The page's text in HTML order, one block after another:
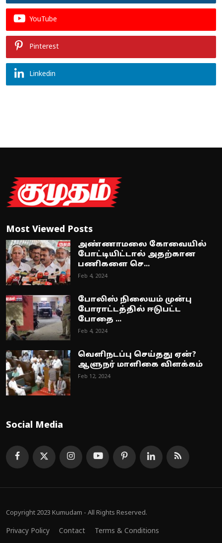
YouTube
Pinterest
Linkedin
Most Viewed Posts
அண்ணாமலை கோவையில்
போட்டியிட்டால் அதற்கான
பணிகளை செ...
Feb 4, 2024
போலிஸ் நிலையம் முன்பு
போராட்டத்தில் ஈடுபட்ட
போதை ...
Feb 4, 2024
வெளிநடப்பு செய்தது ஏன்?
ஆளுநர் மாளிகை விளக்கம்
Feb 12, 2024
Social Media
Copyright 2023 Kumudam - All Rights Reserved.
Privacy Policy Contact Terms & Conditions